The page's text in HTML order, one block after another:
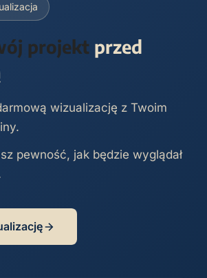
projekt przed
wizualizację z Twoim
pewność, jak będzie wyglądał